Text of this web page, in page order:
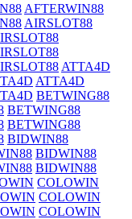
AFTERWIN88
AIRSLOT88
ATTA4D
ATTA4D
BETWING88
BETWING88
BETWING88
BIDWIN88
BIDWIN88
BIDWIN88
COLOWIN
COLOWIN
COLOWIN